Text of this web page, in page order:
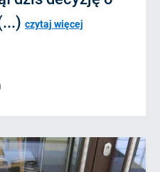
czytaj więcej